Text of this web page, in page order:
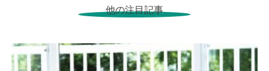
他の注目記事